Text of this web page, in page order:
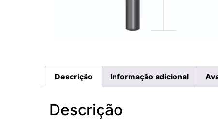
Descrição Informação adicional
Descrição